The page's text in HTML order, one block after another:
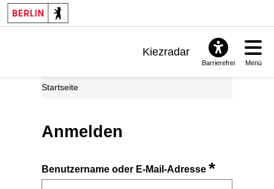
Kiezradar
Barrierefrei Menü
Startseite
Anmelden
Benutzername oder E-Mail-Adresse*